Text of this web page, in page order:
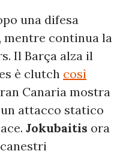
una difesa
mentre continua la
Il Barça alza il
è clutch così
Canaria mostra
attacco statico
Jokubaitis ora